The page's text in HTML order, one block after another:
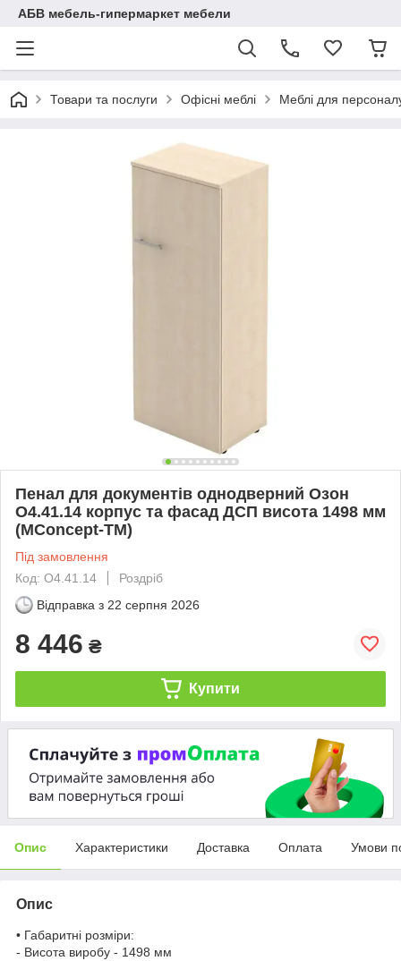
АБВ мебель-гипермаркет мебели
Товари та послуги Офісні меблі Меблі для
Пенал для документів однодверний Озон
O4.41.14 корпус та фасад ДСП висота 1498 мм
(MConcept-ТМ)
Під замовлення
Код: O4.41.14
Роздріб
Відправка з 22 серпня 2026
8 446 ₴
Купити
Опис Характеристики Доставка Оплата Умови
Опис
• Габаритні розміри:
- Висота виробу - 1498 мм